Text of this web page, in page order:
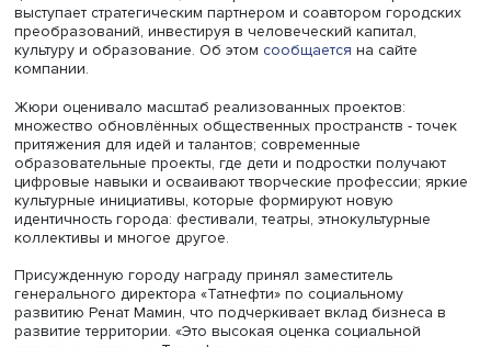
За этой победой стоит масштабная работа руководства
республики, администрации города и бизнеса по
целостной экосистемы, в которой компания «Татнефть»
выступает стратегическим партнером и соавтором
преобразований, инвестируя в человеческий капитал,
культуру и образование. Об этомсообщается
на сайте
компании.
Жюри оценивало масштаб реализованных проектов:
множество обновлённых общественных пространств -
притяжения для идей и талантов; современные
образовательные проекты, где дети и подростки
цифровые навыки и осваивают творческие профессии;
культурные инициативы, которые формируют новую
идентичность города: фестивали, театры,
коллективы и многое другое.